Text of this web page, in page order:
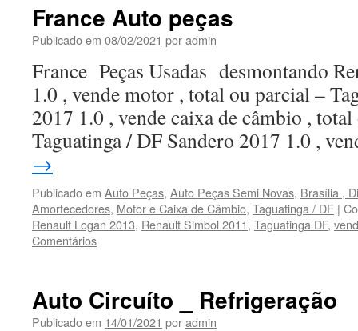
France Auto peças
Publicado em 08/02/2021 poradmin
France Peças Usadas desmontando
1.0 , vende motor , total ou parcial –
2017 1.0 , vende caixa de câmbio ,
Taguatinga / DF Sandero 2017 1.0 ,
→
Publicado em Auto Peças, Auto Peças Semi Novas, Brasília ,
Amortecedores, Motor e Caixa de Câmbio, Taguatinga / DF |
Renault Logan 2013, Renault Simbol 2011, Taguatinga DF,
Comentários
Auto Circuíto _ Refrigeração
Publicado em 14/01/2021 poradmin